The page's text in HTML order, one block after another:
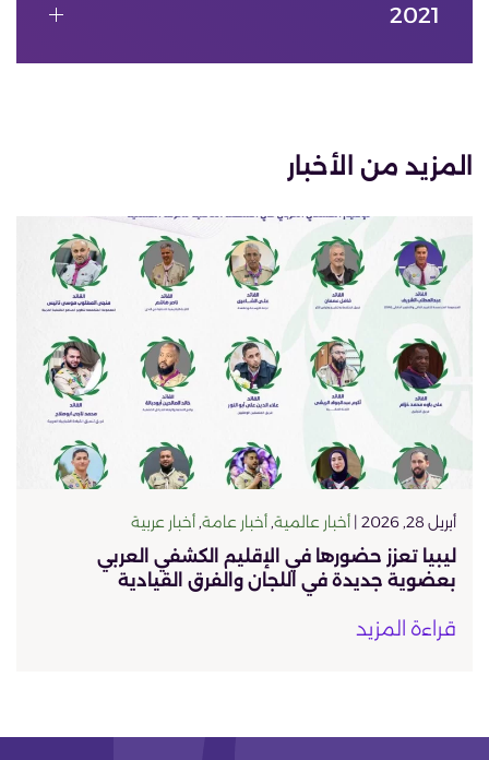
2021
المزيد من الأخبار
أبريل 28, 2026 | أخبار عالمية,أخبار عامة,أخبار عربية
ليبيا تعزز حضورها في الإقليم الكشفي العربي
بعضوية جديدة في اللجان والفرق القيادية
قراءة المزيد